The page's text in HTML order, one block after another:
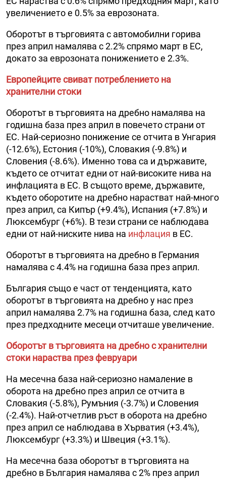
увеличението е 0.5% за еврозоната.
Оборотът в търговията с автомобилни горива
през април намалява с 2.2% спрямо март в ЕС,
докато за еврозоната понижението е 2.3%.
Европейците свиват потреблението на
хранителни стоки
Оборотът в търговията на дребно намалява на
годишна база през април в повечето страни от
ЕС. Най-сериозно понижение се отчита в Унгария
(-12.6%), Естония (-10%), Словакия (-9.8%) и
Словения (-8.6%). Именно това са и държавите,
където се отчитат едни от най-високите нива на
инфлацията в ЕС. В същото време, държавите,
където оборотите на дребно нарастват най-много
през април, са Кипър (+9.4%), Испания (+7.8%) и
Люксембург (+6%). В тези страни се наблюдава
едни от най-ниските нива на инфлация в ЕС.
Оборотът в търговията на дребно в Германия
намалява с 4.4% на годишна база през април.
България също е част от тенденцията, като
оборотът в търговията на дребно у нас през
април намалява 2.7% на годишна база, след като
през предходните месеци отчиташе увеличение.
Оборотът в търговията на дребно с хранителни
стоки нараства през февруари
На месечна база най-сериозно намаление в
оборота на дребно през април се отчита в
Словакия (-5.8%), Румъния (-3.7%) и Словения
(-2.4%). Най-отчетлив ръст в оборота на дребно
през април се наблюдава в Хърватия (+3.4%),
Люксембург (+3.3%) и Швеция (+3.1%).
На месечна база оборотът в търговията на
дребно в България намалява с 2% през април